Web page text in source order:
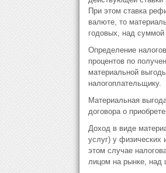
При этом ставка
валюте, то
годовых, над суммой
Определение
процентов по
материальной
налогоплательщику.
Материальная
договора о
Доход в виде
услуг) у
этом случае
лицом на рынке, над